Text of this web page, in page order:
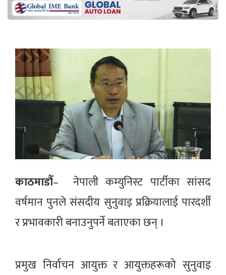
काठमाडौँ– नेपाली कम्युनिस्ट पार्टीका सांसद
वर्षमान पुनले संसदीय सुनुवाइ प्रक्रियालाई पारदर्शी
र प्रभावकारी बनाउनुपर्ने बताएका छन् ।
प्रमुख निर्वाचन आयुक्त र आयुक्तहरूको सुनुवाइ